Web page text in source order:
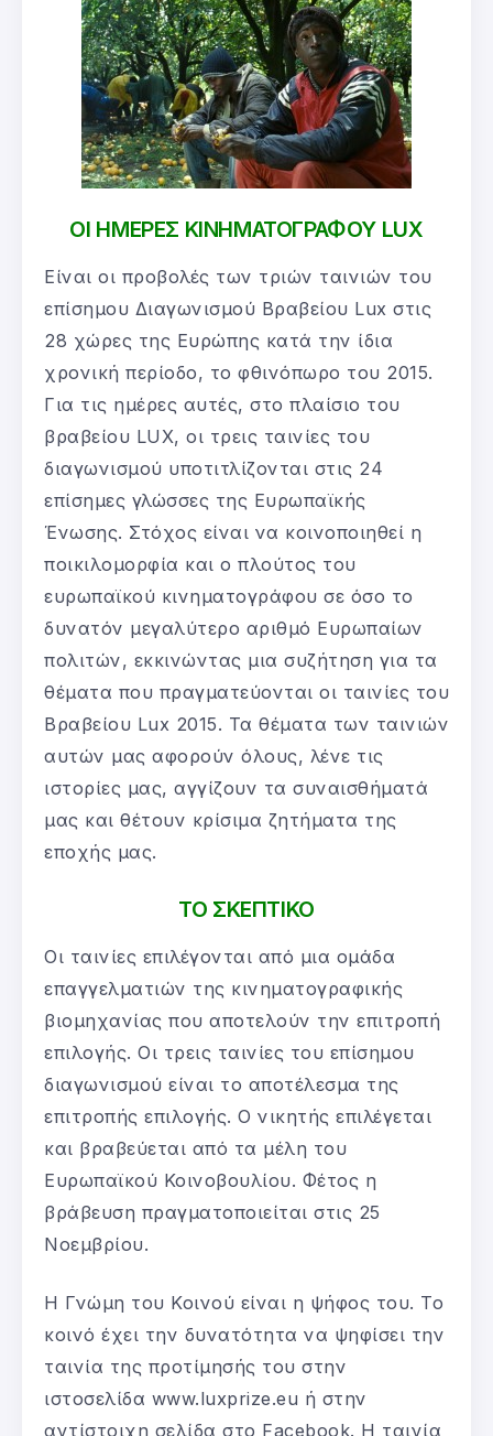
ΟΙ ΗΜΕΡΕΣ ΚΙΝΗΜΑΤΟΓΡΑΦΟΥ LUX
Είναι οι προβολές των τριών ταινιών του
επίσημου Διαγωνισμού Βραβείου Lux στις
28 χώρες της Ευρώπης κατά την ίδια
χρονική περίοδο, το φθινόπωρο του 2015.
Για τις ημέρες αυτές, στο πλαίσιο του
βραβείου LUX, οι τρεις ταινίες του
διαγωνισμού υποτιτλίζονται στις 24
επίσημες γλώσσες της Ευρωπαϊκής
Ένωσης. Στόχος είναι να κοινοποιηθεί η
ποικιλομορφία και ο πλούτος του
ευρωπαϊκού κινηματογράφου σε όσο το
δυνατόν μεγαλύτερο αριθμό Ευρωπαίων
πολιτών, εκκινώντας μια συζήτηση για τα
θέματα που πραγματεύονται οι ταινίες του
Βραβείου Lux 2015. Τα θέματα των ταινιών
αυτών μας αφορούν όλους, λένε τις
ιστορίες μας, αγγίζουν τα συναισθήματά
μας και θέτουν κρίσιμα ζητήματα της
εποχής μας.
ΤΟ ΣΚΕΠΤΙΚΟ
Οι ταινίες επιλέγονται από μια ομάδα
επαγγελματιών της κινηματογραφικής
βιομηχανίας που αποτελούν την επιτροπή
επιλογής. Οι τρεις ταινίες του επίσημου
διαγωνισμού είναι το αποτέλεσμα της
επιτροπής επιλογής. Ο νικητής επιλέγεται
και βραβεύεται από τα μέλη του
Ευρωπαϊκού Κοινοβουλίου. Φέτος η
βράβευση πραγματοποιείται στις 25
Νοεμβρίου.
Η Γνώμη του Κοινού είναι η ψήφος του. Το
κοινό έχει την δυνατότητα να ψηφίσει την
ταινία της προτίμησής του στην
ιστοσελίδα www.luxprize.eu ή στην
αντίστοιχη σελίδα στο Facebook. Η ταινία